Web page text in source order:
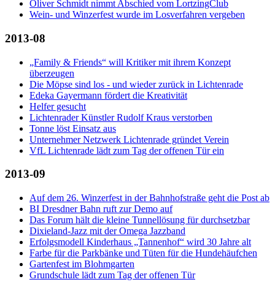
Oliver Schmidt nimmt Abschied vom LortzingClub
Wein- und Winzerfest wurde im Losverfahren vergeben
2013-08
„Family & Friends“ will Kritiker mit ihrem Konzept
überzeugen
Die Möpse sind los - und wieder zurück in Lichtenrade
Edeka Gayermann fördert die Kreativität
Helfer gesucht
Lichtenrader Künstler Rudolf Kraus verstorben
Tonne löst Einsatz aus
Unternehmer Netzwerk Lichtenrade gründet Verein
VfL Lichtenrade lädt zum Tag der offenen Tür ein
2013-09
Auf dem 26. Winzerfest in der Bahnhofstraße geht die Post ab
BI Dresdner Bahn ruft zur Demo auf
Das Forum hält die kleine Tunnellösung für durchsetzbar
Dixieland-Jazz mit der Omega Jazzband
Erfolgsmodell Kinderhaus „Tannenhof“ wird 30 Jahre alt
Farbe für die Parkbänke und Tüten für die Hundehäufchen
Gartenfest im Blohmgarten
Grundschule lädt zum Tag der offenen Tür